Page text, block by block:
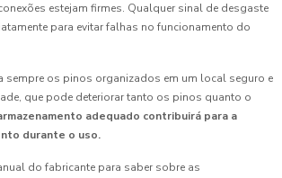
estejam firmes. Qualquer sinal de desgaste
para evitar falhas no funcionamento do
sempre os pinos organizados em um local seguro e
que pode deteriorar tanto os pinos quanto o
adequado contribuirá para a
durante o uso.
do fabricante para saber sobre as